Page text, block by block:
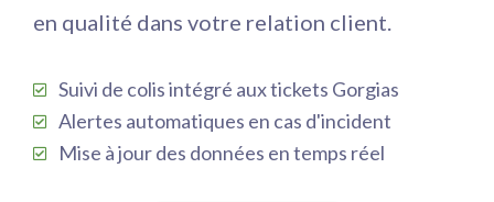
en qualité dans votre relation client.
Suivi de colis intégré aux tickets Gorgias
Alertes automatiques en cas d'incident
Mise à jour des données en temps réel